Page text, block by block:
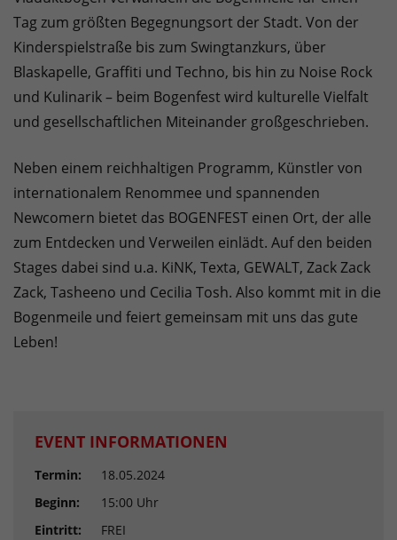
Tag zum größten Begegnungsort der Stadt. Von der
Kinderspielstraße bis zum Swingtanzkurs, über
Blaskapelle, Graffiti und Techno, bis hin zu Noise Rock
und Kulinarik – beim Bogenfest wird kulturelle Vielfalt
und gesellschaftlichen Miteinander großgeschrieben.
Neben einem reichhaltigen Programm, Künstler von
internationalem Renommee und spannenden
Newcomern bietet das BOGENFEST einen Ort, der alle
zum Entdecken und Verweilen einlädt. Auf den beiden
Stages dabei sind u.a. KiNK, Texta, GEWALT, Zack Zack
Zack, Tasheeno und Cecilia Tosh. Also kommt mit in die
Bogenmeile und feiert gemeinsam mit uns das gute
Leben!
EVENT INFORMATIONEN
Termin:
18.05.2024
Beginn:
15:00 Uhr
Eintritt:
FREI